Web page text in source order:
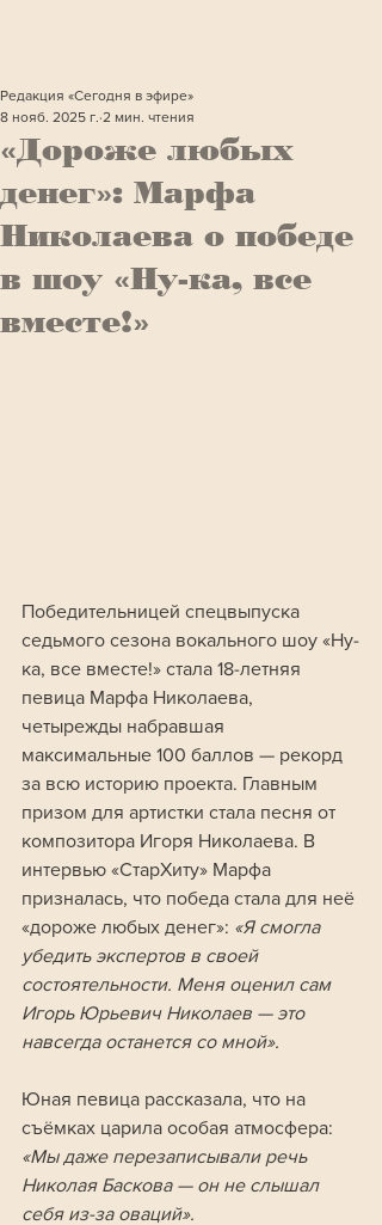
«Дороже любых
денег»: Марфа
Николаева о победе
в шоу «Ну-ка, все
вместе!»
Редакция «Сегодня в эфире»
8 нояб. 2025 г. 2 мин. чтения
Победительницей спецвыпуска
седьмого сезона вокального шоу «Ну-
ка, все вместе!» стала 18-летняя
певица Марфа Николаева,
четырежды набравшая
максимальные 100 баллов — рекорд
за всю историю проекта. Главным
призом для артистки стала песня от
композитора Игоря Николаева. В
интервью «СтарХиту» Марфа
призналась, что победа стала для неё
«дороже любых денег»: «Я смогла
убедить экспертов в своей
состоятельности. Меня оценил сам
Игорь Юрьевич Николаев — это
навсегда останется со мной».
Юная певица рассказала, что на
съёмках царила особая атмосфера:
«Мы даже перезаписывали речь
Николая Баскова — он не слышал
себя из-за оваций».